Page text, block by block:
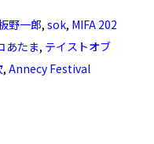
野一郎, sok, MIFA 202
あたま, テイストオブ
, Annecy Festival